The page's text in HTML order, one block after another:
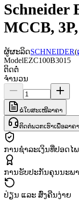
Schneider
MCCB,
ຜູ້ຜະລິດSCHNEIDER(
ModelEZC100B3015
ຕິດຕໍ່
ຈຳນວນ
ຂໍໃບສະເໜີລາຄາ
ຕິດຕໍ່ພວກເຮົາເພື່ອລາຄ
ການຊຳລະເງິນທີ່ປອດໄພ
ການຮັບປະກັນຄຸນນະພ
ປ່ຽນ ແລະ ສົ່ງຄືນງ່າຍ